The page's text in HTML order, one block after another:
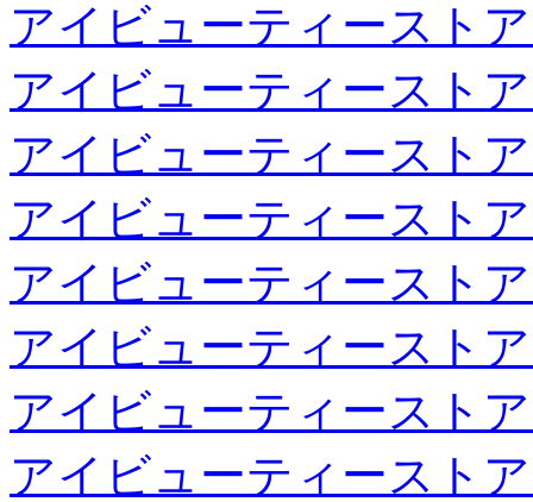
アイビューティースト
アイビューティースト
アイビューティースト
アイビューティースト
アイビューティースト
アイビューティースト
アイビューティースト
アイビューティースト